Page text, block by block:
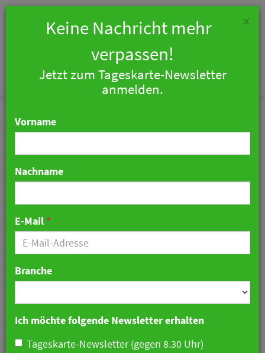
Großrojekte: Premier Inn
kooperiert mit Timon
Gruppe in Karlsruhe und
Ludwigshafen
04. Dezember 2020 09:10 Uhr| Hotellerie
×
Keine Nachricht mehr
verpassen!
Jetzt zum Tageskarte-Newsletter
anmelden.
Vorname
Nachname
E-Mail *
Branche
Ich möchte folgende Newsletter erhalten
Tageskarte-Newsletter (gegen 8.30 Uhr)